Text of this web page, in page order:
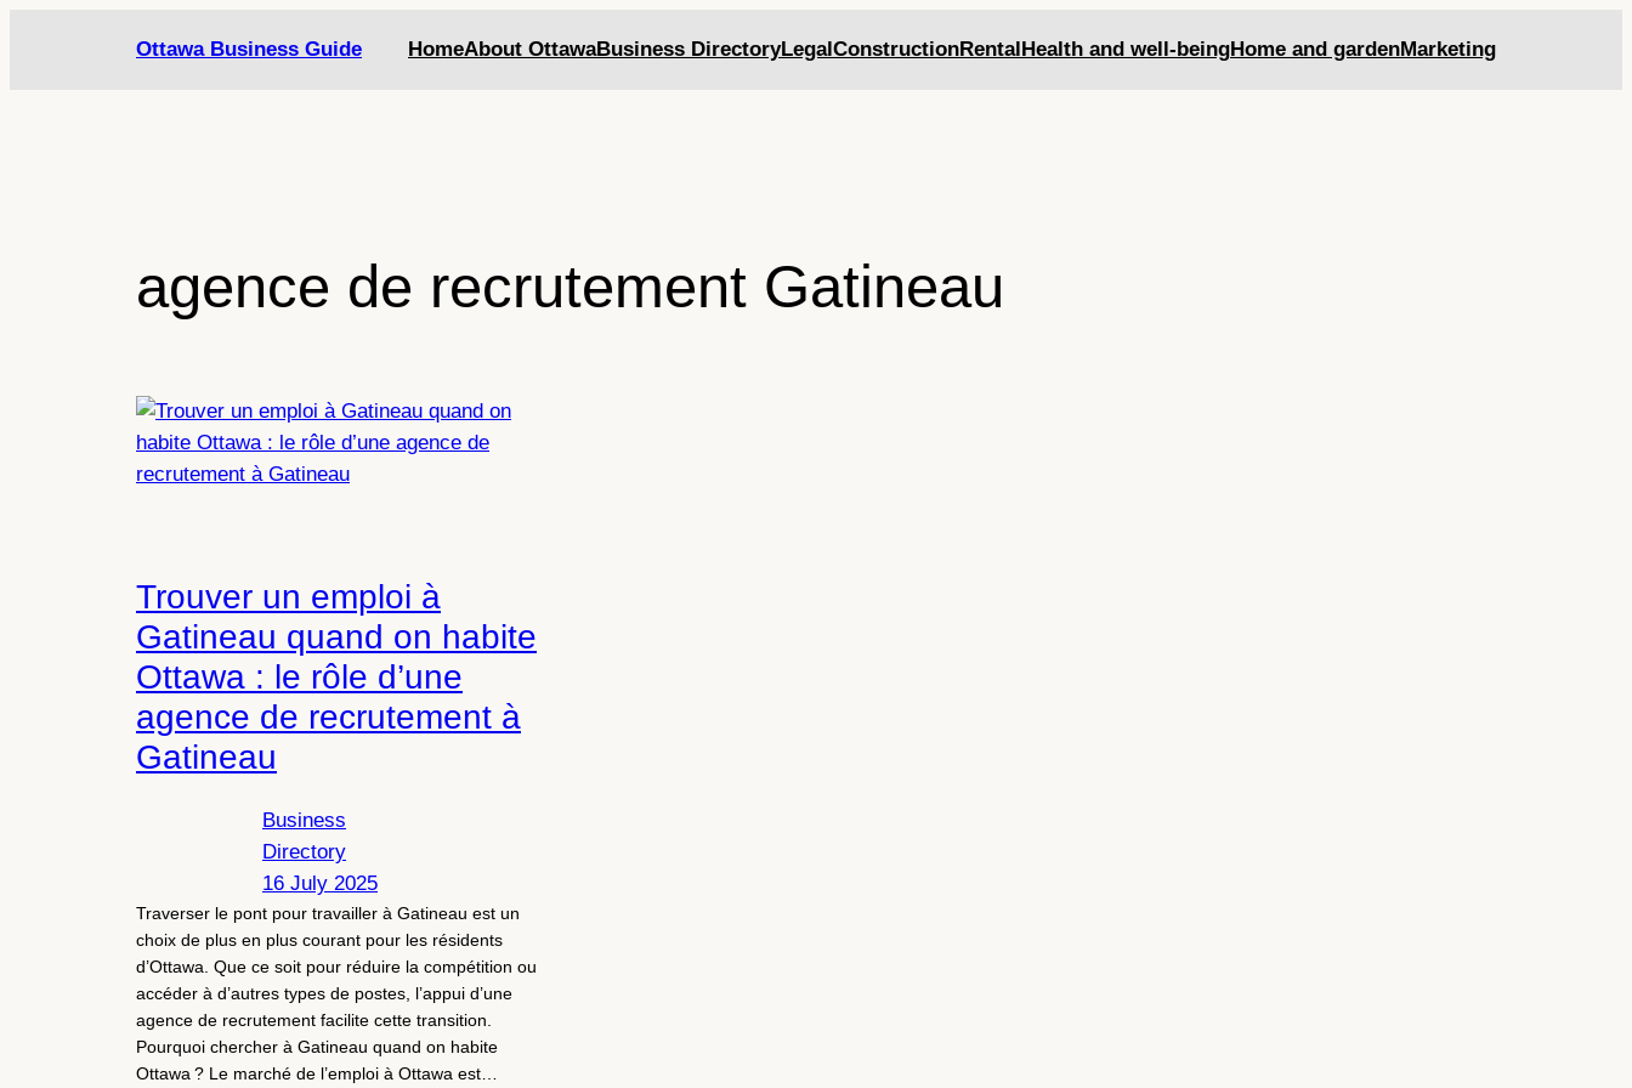
Ottawa Business Guide HomeAbout OttawaBusiness DirectoryLegalConstructionRentalHealth and well-beingHome and gardenMarketing
agence de recrutement Gatineau
Trouver un emploi à
Gatineau quand on habite
Ottawa : le rôle d’une
agence de recrutement à
Gatineau
Business
Directory
16 July 2025
Traverser le pont pour travailler à Gatineau est un
choix de plus en plus courant pour les résidents
d’Ottawa. Que ce soit pour réduire la compétition ou
accéder à d’autres types de postes, l’appui d’une
agence de recrutement facilite cette transition.
Pourquoi chercher à Gatineau quand on habite
Ottawa ? Le marché de l’emploi à Ottawa est…